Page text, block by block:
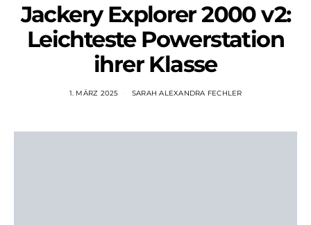
Jackery Explorer 2000 v2:
Leichteste Powerstation
ihrer Klasse
1. MÄRZ 2025 SARAH ALEXANDRA FECHLER